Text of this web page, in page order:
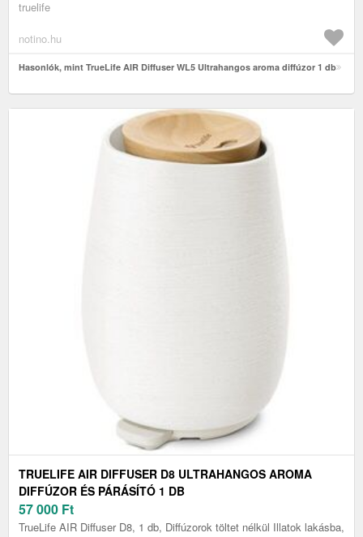
truelife
notino.hu
Hasonlók, mint TrueLife AIR Diffuser WL5 Ultrahangos aroma diffúzor 1 db
TRUELIFE AIR DIFFUSER D8 ULTRAHANGOS AROMA
DIFFÚZOR ÉS PÁRÁSÍTÓ 1 DB
57 000 Ft
TrueLife AIR Diffuser D8, 1 db, Diffúzorok töltet nélkül Illatok lakásba,